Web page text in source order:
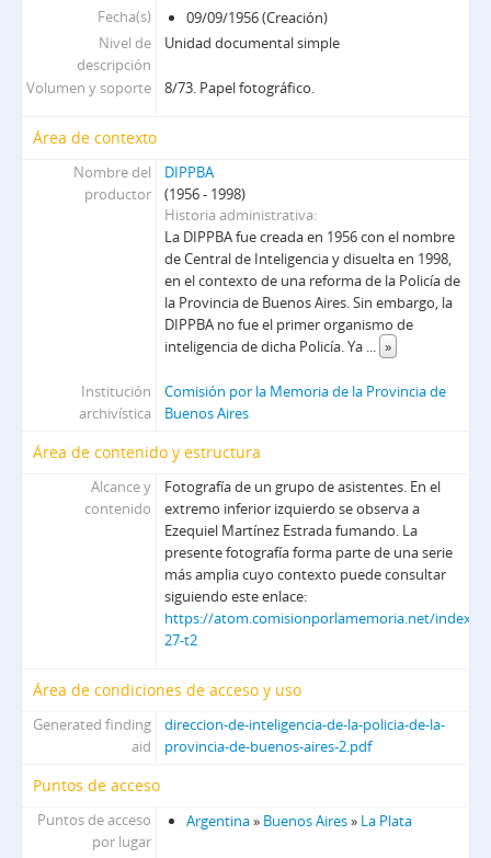
Leg-438[2.1] - Encuentro Nacional de los Argentinos - La Matanza
Leg-438[2.15] - Encuentro Nacional de los Argentinos - Morón
cpc - Comités PC
op - Operativos
DE - Mesa DE
DS - Mesa Ds
R - Mesa Referencia
E - Mesa extranjeros
T - Mesa Toxicomanía
G - Mesa G
D - Mesa Doctrina
F - Mesa F
SAyF - Secretaría de archivo y fichero
DIPPBA-DMCS - División Medios de comunicación social
Fecha(s)
09/09/1956 (Creación)
Nivel de
descripción
Unidad documental simple
Volumen y soporte 8/73. Papel fotográfico.
Área de contexto
Nombre del
productor
DIPPBA
(1956 - 1998)
Historia administrativa
La DIPPBA fue creada en 1956 con el nombre
de Central de Inteligencia y disuelta en 1998,
en el contexto de una reforma de la Policía de
la Provincia de Buenos Aires. Sin embargo, la
DIPPBA no fue el primer organismo de
inteligencia de dicha Policía. Ya ... »
Institución
archivística
Comisión por la Memoria de la Provincia de
Buenos Aires
Área de contenido y estructura
Alcance y
contenido
Fotografía de un grupo de asistentes. En el
extremo inferior izquierdo se observa a
Ezequiel Martínez Estrada fumando. La
presente fotografía forma parte de una serie
más amplia cuyo contexto puede consultar
siguiendo este enlace:
https://atom.comisionporlamemoria.net/
27-t2
Área de condiciones de acceso y uso
Generated finding
aid
direccion-de-inteligencia-de-la-policia-de-la-
provincia-de-buenos-aires-2.pdf
Puntos de acceso
Puntos de acceso
por lugar
Argentina» Buenos Aires» La Plata